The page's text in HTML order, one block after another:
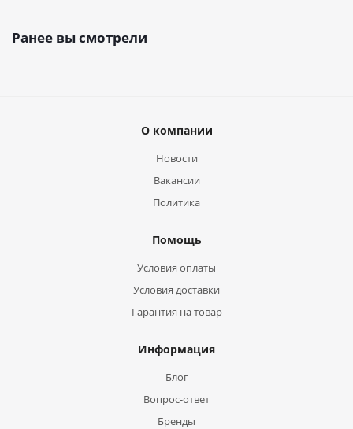
Ранее вы смотрели
О компании
Новости
Вакансии
Политика
Помощь
Условия оплаты
Условия доставки
Гарантия на товар
Информация
Блог
Вопрос-ответ
Бренды